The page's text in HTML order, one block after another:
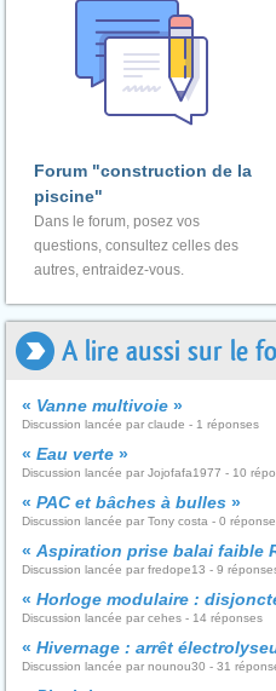
Forum "construction de la
piscine"
Dans le forum, posez vos
questions, consultez celles des
autres, entraidez-vous.
A lire aussi sur le
« Vanne multivoie »
Discussion lancée par claude - 1 réponses
« Eau verte »
Discussion lancée par Jojofafa1977 - 10
« PAC et bâches à bulles »
Discussion lancée par Tony costa - 0
« Aspiration prise balai faible
Discussion lancée par fredope13 - 9
« Horloge modulaire :
Discussion lancée par cehes - 14 réponses
« Hivernage : arrêt
Discussion lancée par nounou30 - 31